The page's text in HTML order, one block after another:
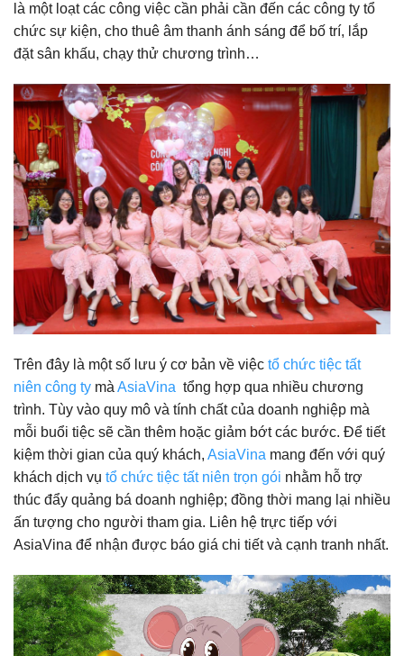
là một loạt các công việc cần phải cần đến các công ty tổ
chức sự kiện, cho thuê âm thanh ánh sáng để bố trí, lắp
đặt sân khấu, chạy thử chương trình…
Trên đây là một số lưu ý cơ bản về việc tổ chức tiệc tất
niên công ty mà AsiaVina tổng hợp qua nhiều chương
trình. Tùy vào quy mô và tính chất của doanh nghiệp mà
mỗi buổi tiệc sẽ cần thêm hoặc giảm bớt các bước. Để tiết
kiệm thời gian của quý khách, AsiaVina mang đến với quý
khách dịch vụ tổ chức tiệc tất niên trọn gói nhằm hỗ trợ
thúc đẩy quảng bá doanh nghiệp; đồng thời mang lại nhiều
ấn tượng cho người tham gia. Liên hệ trực tiếp với
AsiaVina để nhận được báo giá chi tiết và cạnh tranh nhất.